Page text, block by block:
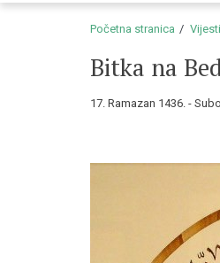
Početna stranica Vijesti
Bitka na
17. Ramazan 1436. -